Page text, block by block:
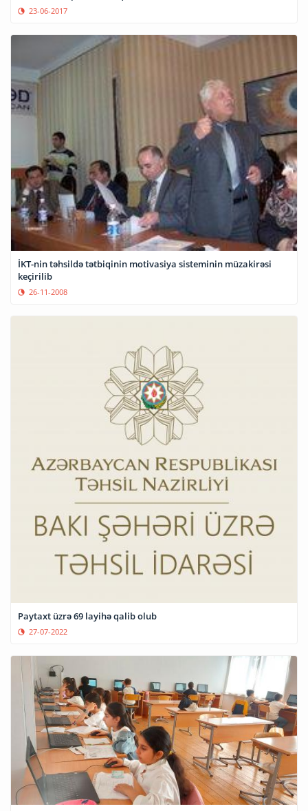
23-06-2017
İKT-nin təhsildə tətbiqinin motivasiya sisteminin müzakirəsi
keçirilib
26-11-2008
Paytaxt üzrə 69 layihə qalib olub
27-07-2022